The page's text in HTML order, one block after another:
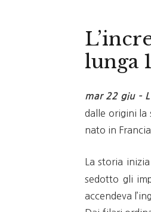
lunga
mar 22 giu –
dalle origini la
nato in
La storia inizia
sedotto gli
accendeva